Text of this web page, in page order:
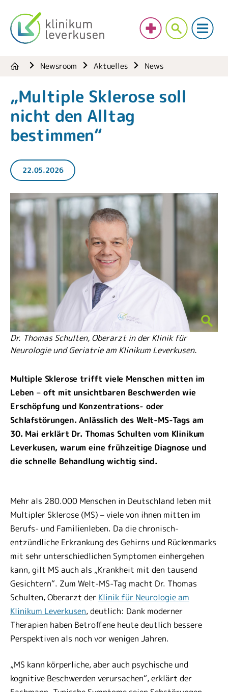
Newsroom Aktuelles News
„Multiple Sklerose soll
nicht den Alltag
bestimmen“
22.05.2026
Dr. Thomas Schulten, Oberarzt in der Klinik für
Neurologie und Geriatrie am Klinikum Leverkusen.
Multiple Sklerose trifft viele Menschen mitten im
Leben – oft mit unsichtbaren Beschwerden wie
Erschöpfung und Konzentrations- oder
Schlafstörungen. Anlässlich des Welt-MS-Tags am
30. Mai erklärt Dr. Thomas Schulten vom Klinikum
Leverkusen, warum eine frühzeitige Diagnose und
die schnelle Behandlung wichtig sind.
Mehr als 280.000 Menschen in Deutschland leben mit
Multipler Sklerose (MS) – viele von ihnen mitten im
Berufs- und Familienleben. Da die chronisch-
entzündliche Erkrankung des Gehirns und Rückenmarks
mit sehr unterschiedlichen Symptomen einhergehen
kann, gilt MS auch als „Krankheit mit den tausend
Gesichtern“. Zum Welt-MS-Tag macht Dr. Thomas
Schulten, Oberarzt der Klinik für Neurologie am
Klinikum Leverkusen, deutlich: Dank moderner
Therapien haben Betroffene heute deutlich bessere
Perspektiven als noch vor wenigen Jahren.
„MS kann körperliche, aber auch psychische und
kognitive Beschwerden verursachen“, erklärt der